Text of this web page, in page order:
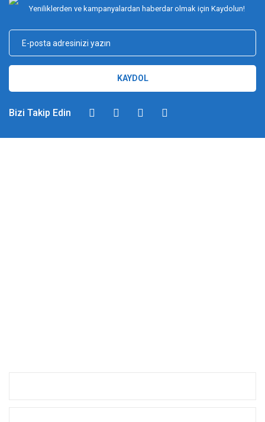
Yeniliklerden ve kampanyalardan haberdar olmak için Kaydolun!
KAYDOL
Bizi Takip Edin